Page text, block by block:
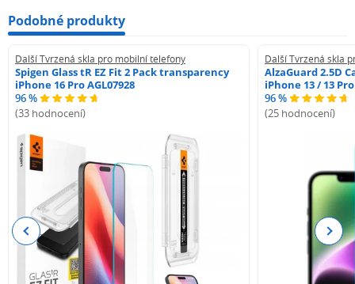
Podobné produkty
Další Tvrzená skla pro mobilní telefony
Spigen Glass tR EZ Fit 2 Pack transparency
iPhone 16 Pro AGL07928
96 %
(33 hodnocení)
Další Tvrzená skla
AlzaGuard 2.5D
iPhone 13 / 13 Pro
96 %
(25 hodnocení)
Previous Next